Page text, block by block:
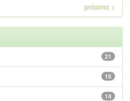
próximo >
21
15
14